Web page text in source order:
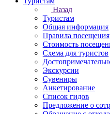
Назад
Туристам
Общая информация
Правила посещения
Стоимость
Схема для туристов
Экскурсии
Сувениры
Анкетирование
Список гидов
Предложение о